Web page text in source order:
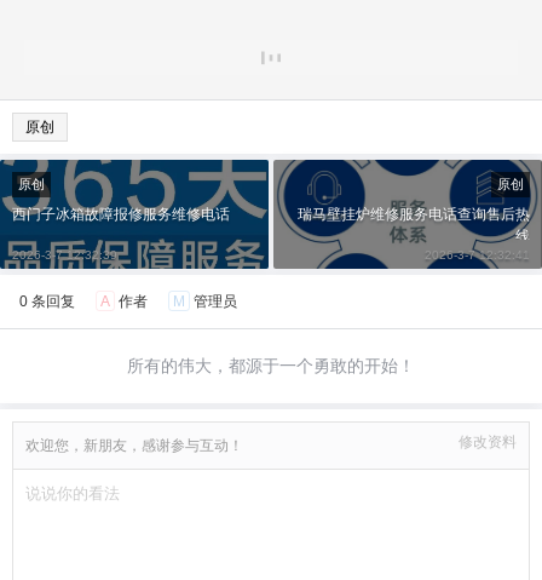
原创
原创
西门子冰箱故障报修服务维修电话
2026-3-7 12:32:39
原创
瑞马壁挂炉维修服务电话查询售后热
线
2026-3-7 12:32:41
0 条回复 A 作者 M 管理员
所有的伟大，都源于一个勇敢的开始！
欢迎您，新朋友，感谢参与互动！ 修改资料